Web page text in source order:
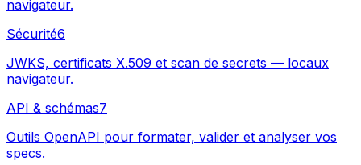
navigateur.
Sécurité6
JWKS, certificats X.509 et scan de secrets — locaux
navigateur.
API & schémas7
Outils OpenAPI pour formater, valider et analyser vos
specs.